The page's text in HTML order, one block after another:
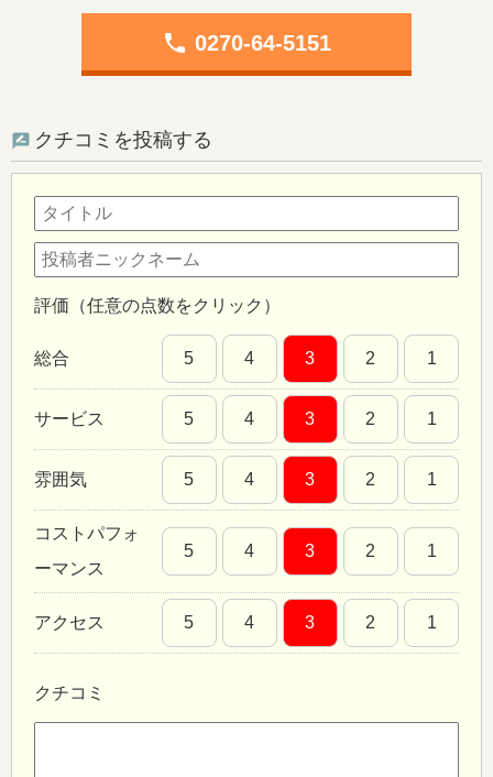
phone 0270-64-5151
クチコミを投稿する
評価（任意の点数をクリック）
総合 5 4 3 2 1
サービス 5 4 3 2 1
雰囲気 5 4 3 2 1
コストパフォ
ーマンス
5 4 3 2 1
アクセス 5 4 3 2 1
クチコミ